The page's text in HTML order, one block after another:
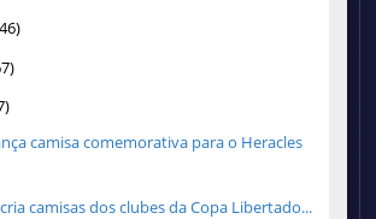
camisa comemorativa para o Heracles
camisas dos clubes da Copa Libertado...